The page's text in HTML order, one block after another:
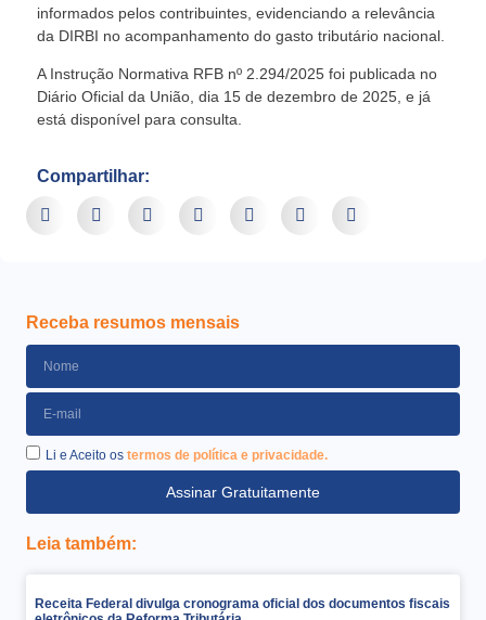
informados pelos contribuintes, evidenciando a relevância
da DIRBI no acompanhamento do gasto tributário nacional.
A Instrução Normativa RFB nº 2.294/2025 foi publicada no
Diário Oficial da União, dia 15 de dezembro de 2025, e já
está disponível para consulta.
Compartilhar:
Receba resumos mensais
Li e Aceito os termos de política e privacidade.
Assinar Gratuitamente
Leia também:
Receita Federal divulga cronograma oficial dos documentos fiscais